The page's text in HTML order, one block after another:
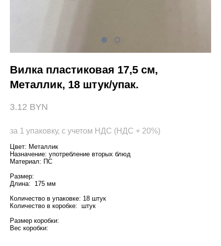
Вилка пластиковая 17,5 см,
Металлик, 18 штук/упак.
3.12 BYN
за 1 упаковку, с учетом НДС (НДС + 20%)
Цвет: Металлик
Назначение: употребление вторых блюд
Материал: ПС
Размер:
Длина: 175 мм
Количество в упаковке: 18 штук
Количество в коробке: штук
Размер коробки:
Вес коробки: